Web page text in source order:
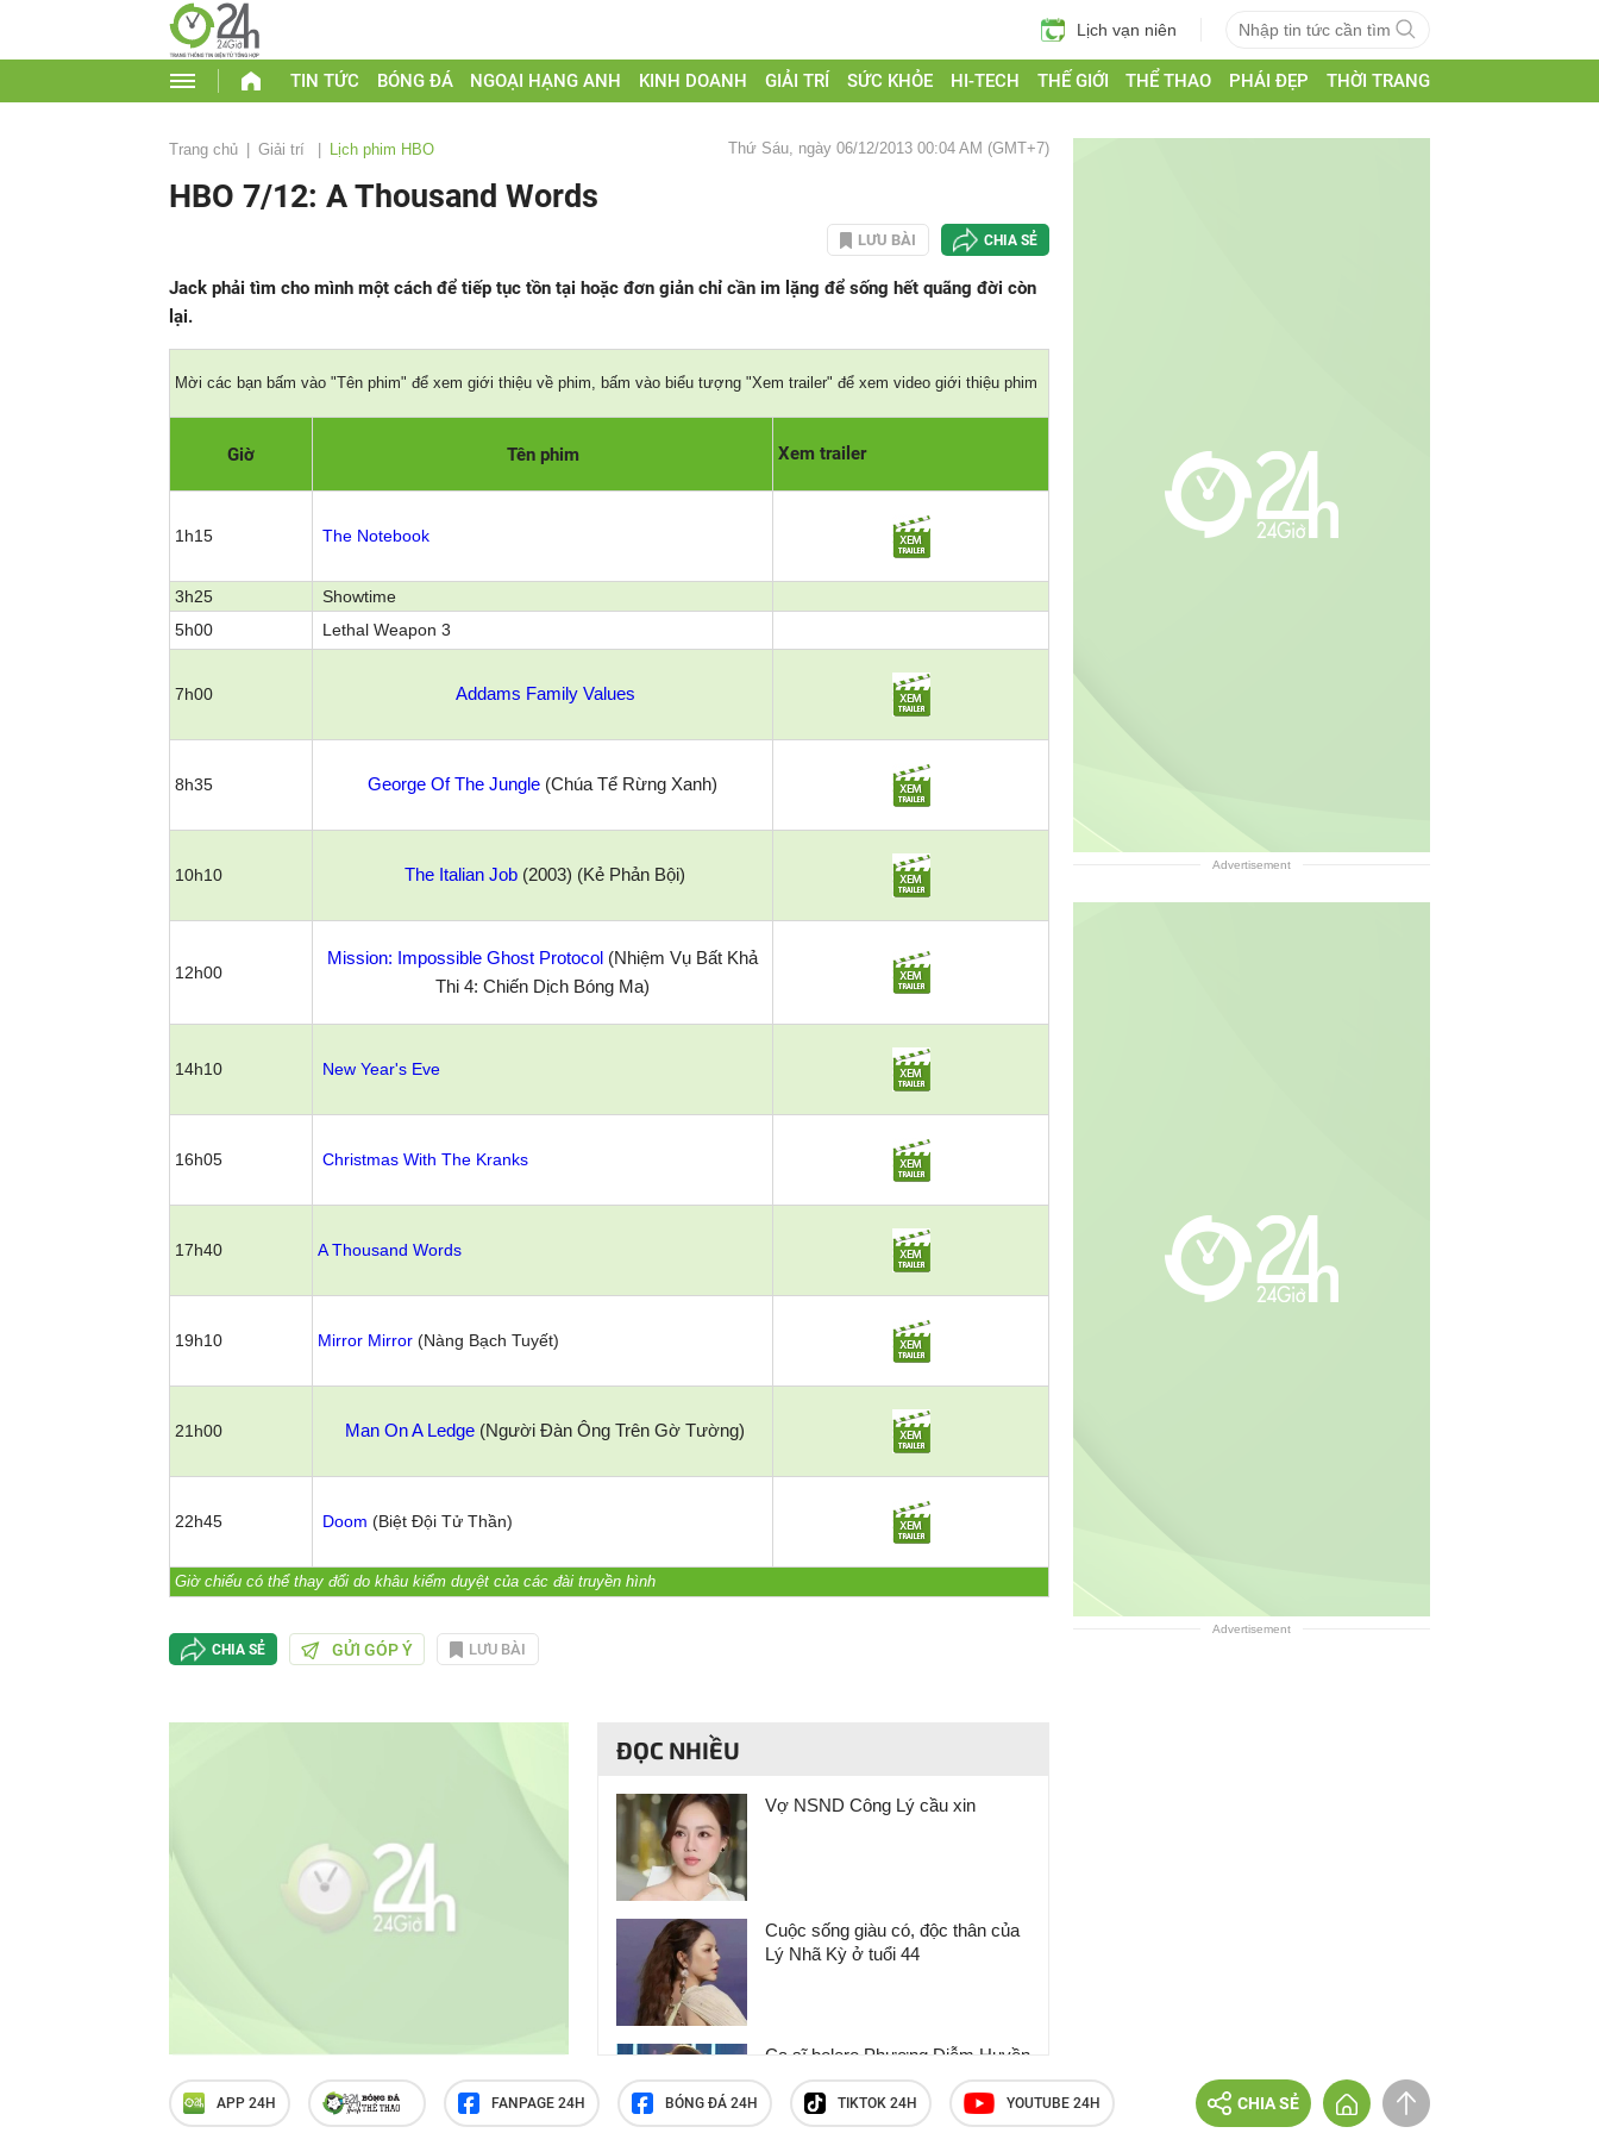
Lịch vạn niên
TIN TỨC BÓNG ĐÁ NGOẠI HẠNG ANH KINH DOANH GIẢI TRÍ SỨC KHỎE HI-TECH THẾ GIỚI THỂ THAO PHÁI ĐẸP THỜI TRANG
Trang chủ Giải trí Lịch phim HBO Thứ Sáu, ngày 06/12/2013 00:04 AM (GMT+7)
HBO 7/12: A Thousand Words
LƯU BÀI CHIA SẺ
Jack phải tìm cho mình một cách để tiếp tục tồn tại hoặc đơn giản chỉ cần im lặng để sống hết quãng đời còn
lại.
Mời các bạn bấm vào "Tên phim" để xem giới thiệu về phim, bấm vào biểu tượng "Xem trailer" để xem video giới thiệu phim
Giờ Tên phim Xem trailer
1h15 The Notebook
3h25
Showtime
5h00
Lethal Weapon 3
7h00 Addams Family Values
8h35 George Of The Jungle (Chúa Tể Rừng Xanh)
10h10 The Italian Job (2003) (Kẻ Phản Bội)
12h00
Mission: Impossible Ghost Protocol (Nhiệm Vụ Bất Khả
Thi 4: Chiến Dịch Bóng Ma)
14h10 New Year's Eve
16h05 Christmas With The Kranks
17h40 A Thousand Words
19h10 Mirror Mirror (Nàng Bạch Tuyết)
21h00 Man On A Ledge (Người Đàn Ông Trên Gờ Tường)
22h45 Doom (Biệt Đội Tử Thần)
Giờ chiếu có thể thay đổi do khâu kiểm duyệt của các đài truyền hình
CHIA SẺ GỬI GÓP Ý LƯU BÀI
ĐỌC NHIỀU
Vợ NSND Công Lý cầu xin
Cuộc sống giàu có, độc thân của
Lý Nhã Kỳ ở tuổi 44
Ca sĩ bolero Phương Diễm Huyền
trước khi bị bắt
Advertisement
Advertisement
APP 24H FANPAGE 24H BÓNG ĐÁ 24H TIKTOK 24H YOUTUBE 24H CHIA SẺ